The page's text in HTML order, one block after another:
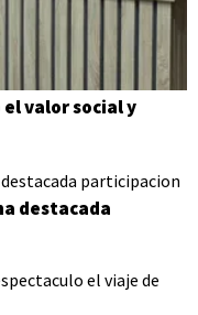
valor social y
destacada